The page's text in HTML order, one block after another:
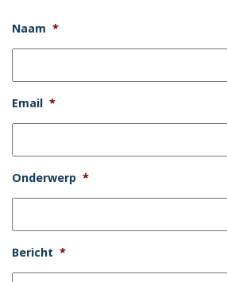
Naam *
Email *
Onderwerp *
Bericht *